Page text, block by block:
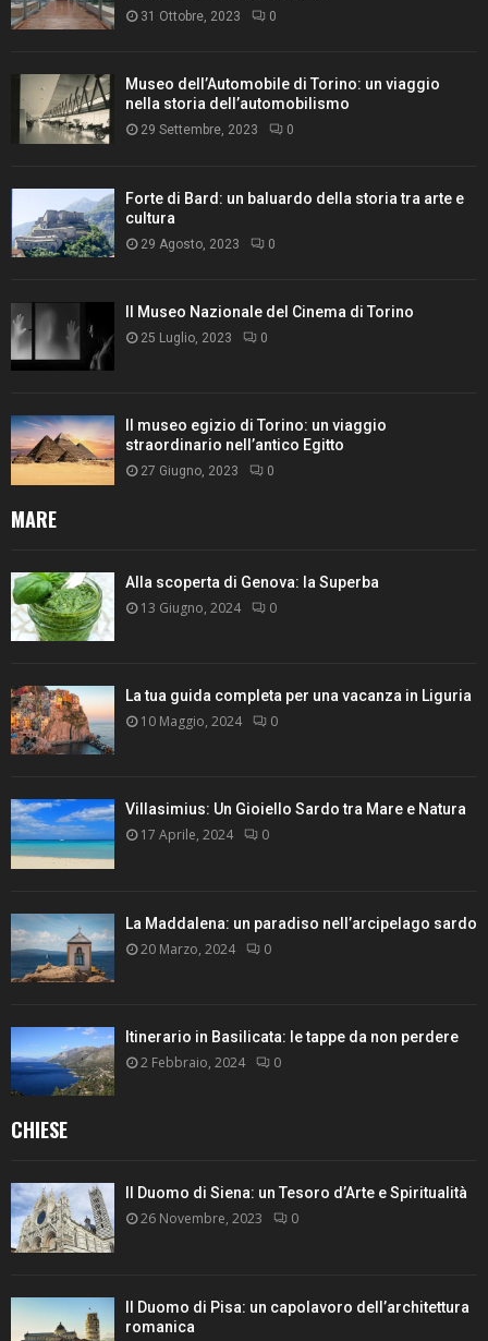
31 Ottobre, 2023 0
Museo dell’Automobile di Torino: un viaggio
nella storia dell’automobilismo
29 Settembre, 2023 0
Forte di Bard: un baluardo della storia tra arte e
cultura
29 Agosto, 2023 0
Il Museo Nazionale del Cinema di Torino
25 Luglio, 2023 0
Il museo egizio di Torino: un viaggio
straordinario nell’antico Egitto
27 Giugno, 2023 0
MARE
Alla scoperta di Genova: la Superba
13 Giugno, 2024 0
La tua guida completa per una vacanza in Liguria
10 Maggio, 2024 0
Villasimius: Un Gioiello Sardo tra Mare e Natura
17 Aprile, 2024 0
La Maddalena: un paradiso nell’arcipelago sardo
20 Marzo, 2024 0
Itinerario in Basilicata: le tappe da non perdere
2 Febbraio, 2024 0
CHIESE
Il Duomo di Siena: un Tesoro d’Arte e Spiritualità
26 Novembre, 2023 0
Il Duomo di Pisa: un capolavoro dell’architettura
romanica